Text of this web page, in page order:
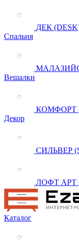
ДЕК
Спальня
Вешалки
КОМФОРТ
Декор
СИЛЬВЕР
ЛОФТ АРТ
Каталог